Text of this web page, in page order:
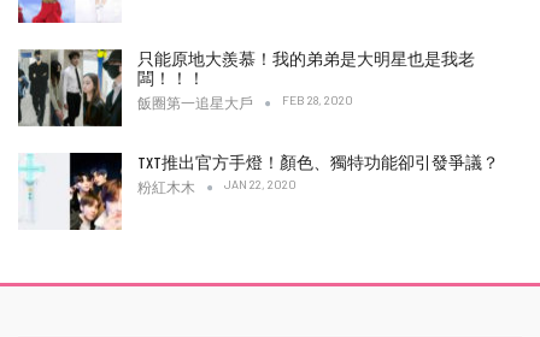
只能原地大羨慕！我的弟弟是大明星也是我老
闆！！！
飯圈第一追星大戶 FEB 28, 2020
TXT推出官方手燈！顏色、獨特功能卻引發爭議？
粉紅木木 JAN 22, 2020